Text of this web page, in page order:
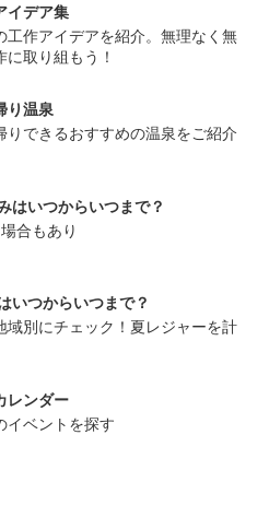
イデア集
工作アイデアを紹介。無理なく無
取り組もう！
り温泉
りできるおすすめの温泉をご紹介
はいつからいつまで？
合もあり
いつからいつまで？
域別にチェック！夏レジャーを計
レンダー
イベントを探す